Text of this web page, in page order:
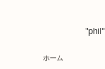
ホーム